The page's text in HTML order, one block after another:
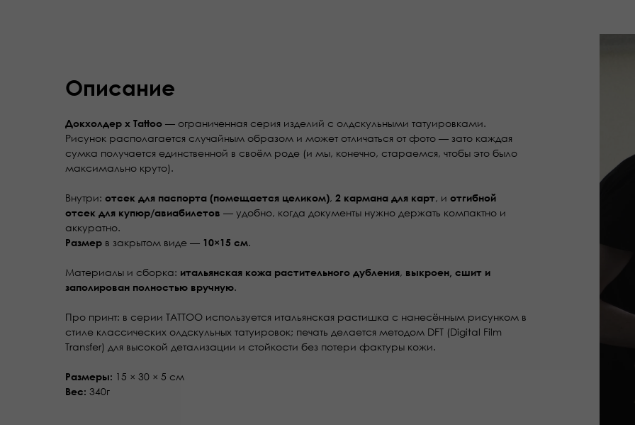
Описание
Докхолдер x Tattoo — ограниченная серия изделий с олдскульными татуировками.
Рисунок располагается случайным образом и может отличаться от фото — зато каждая
сумка получается единственной в своём роде (и мы, конечно, стараемся, чтобы это было
максимально круто).
Внутри: отсек для паспорта (помещается целиком), 2 кармана для карт, и отгибной
отсек для купюр/авиабилетов — удобно, когда документы нужно держать компактно и
аккуратно.
Размер в закрытом виде — 10×15 см.
Материалы и сборка: итальянская кожа растительного дубления, выкроен, сшит и
заполирован полностью вручную.
Про принт: в серии TATTOO используется итальянская растишка с нанесённым рисунком в
стиле классических олдскульных татуировок; печать делается методом DFT (Digital Film
Transfer) для высокой детализации и стойкости без потери фактуры кожи.
Размеры: 15 × 30 × 5 см
Вес: 340г